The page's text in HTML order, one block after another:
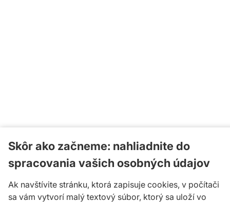
Skôr ako začneme: nahliadnite do
spracovania vašich osobných údajov
Ak navštívite stránku, ktorá zapisuje cookies, v počítači
sa vám vytvorí malý textový súbor, ktorý sa uloží vo